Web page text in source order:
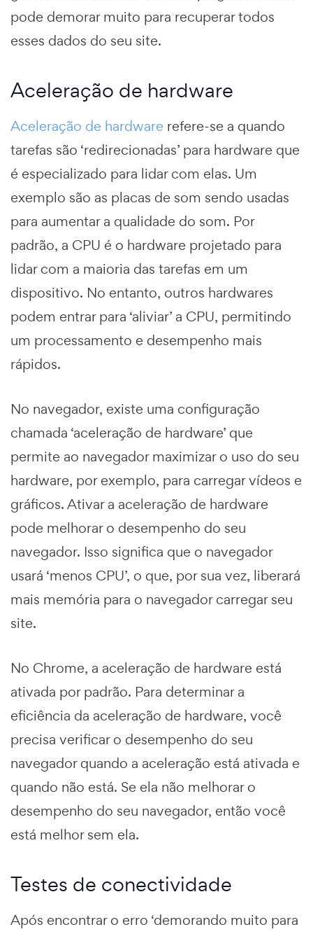
pode demorar muito para recuperar todos
esses dados do seu site.
Aceleração de hardware
Aceleração de hardware refere-se a quando
tarefas são ‘redirecionadas’ para hardware que
é especializado para lidar com elas. Um
exemplo são as placas de som sendo usadas
para aumentar a qualidade do som. Por
padrão, a CPU é o hardware projetado para
lidar com a maioria das tarefas em um
dispositivo. No entanto, outros hardwares
podem entrar para ‘aliviar’ a CPU, permitindo
um processamento e desempenho mais
rápidos.
No navegador, existe uma configuração
chamada ‘aceleração de hardware’ que
permite ao navegador maximizar o uso do seu
hardware, por exemplo, para carregar vídeos e
gráficos. Ativar a aceleração de hardware
pode melhorar o desempenho do seu
navegador. Isso significa que o navegador
usará ‘menos CPU’, o que, por sua vez, liberará
mais memória para o navegador carregar seu
site.
No Chrome, a aceleração de hardware está
ativada por padrão. Para determinar a
eficiência da aceleração de hardware, você
precisa verificar o desempenho do seu
navegador quando a aceleração está ativada e
quando não está. Se ela não melhorar o
desempenho do seu navegador, então você
está melhor sem ela.
Testes de conectividade
Após encontrar o erro ‘demorando muito para